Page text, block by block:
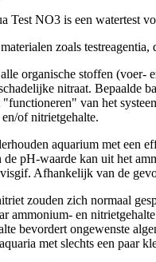
Test NO3 is een watertest
zoals
organische stoffen (voer-
nitraat. Bepaalde
"functioneren" van het
of nitrietgehalte.
aquarium met een
pH-waarde kan uit het
Afhankelijk van de
zouden zich normaal
ammonium- en
bevordert ongewenste
met slechts een paar